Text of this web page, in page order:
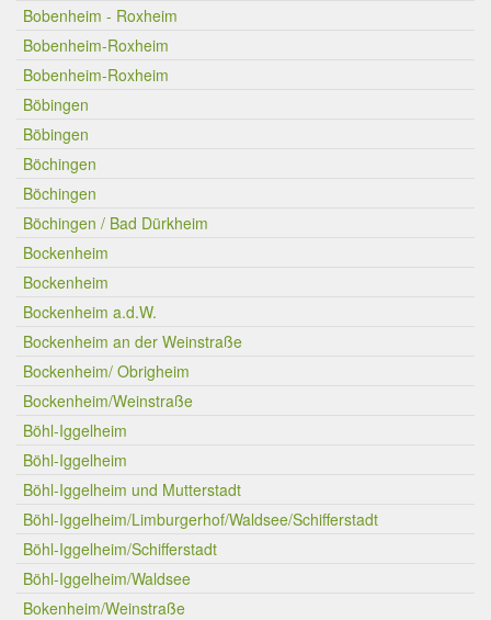
Bobenheim - Roxheim
Bobenheim-Roxheim
Bobenheim-Roxheim
Böbingen
Böbingen
Böchingen
Böchingen
Böchingen / Bad Dürkheim
Bockenheim
Bockenheim
Bockenheim a.d.W.
Bockenheim an der Weinstraße
Bockenheim/ Obrigheim
Bockenheim/Weinstraße
Böhl-Iggelheim
Böhl-Iggelheim
Böhl-Iggelheim und Mutterstadt
Böhl-Iggelheim/Limburgerhof/Waldsee/Schifferstadt
Böhl-Iggelheim/Schifferstadt
Böhl-Iggelheim/Waldsee
Bokenheim/Weinstraße